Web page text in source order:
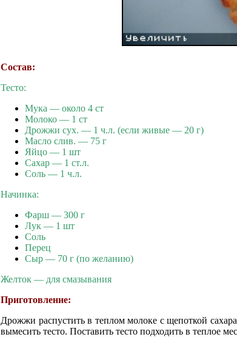
Состав:
Тесто:
Мука — около 4 ст
Молоко — 1 ст
Дрожжи сух. — 1 ч.л. (если живые — 20 г)
Масло слив. — 75 г
Яйцо — 1 шт
Сахар — 1 ст.л.
Cоль — 1 ч.л.
Начинка:
Фарш — 300 г
Лук — 1 шт
Соль
Перец
Сыр — 70 г (по желанию)
Желток — для смазывания
Приготовление:
Дрожжи распустить в теплом молоке с щепоткой
вымесить тесто. Поставить тесто подходить в теплое